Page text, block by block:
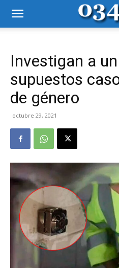
Investigan a
supuestos
de género
octubre 29, 2021